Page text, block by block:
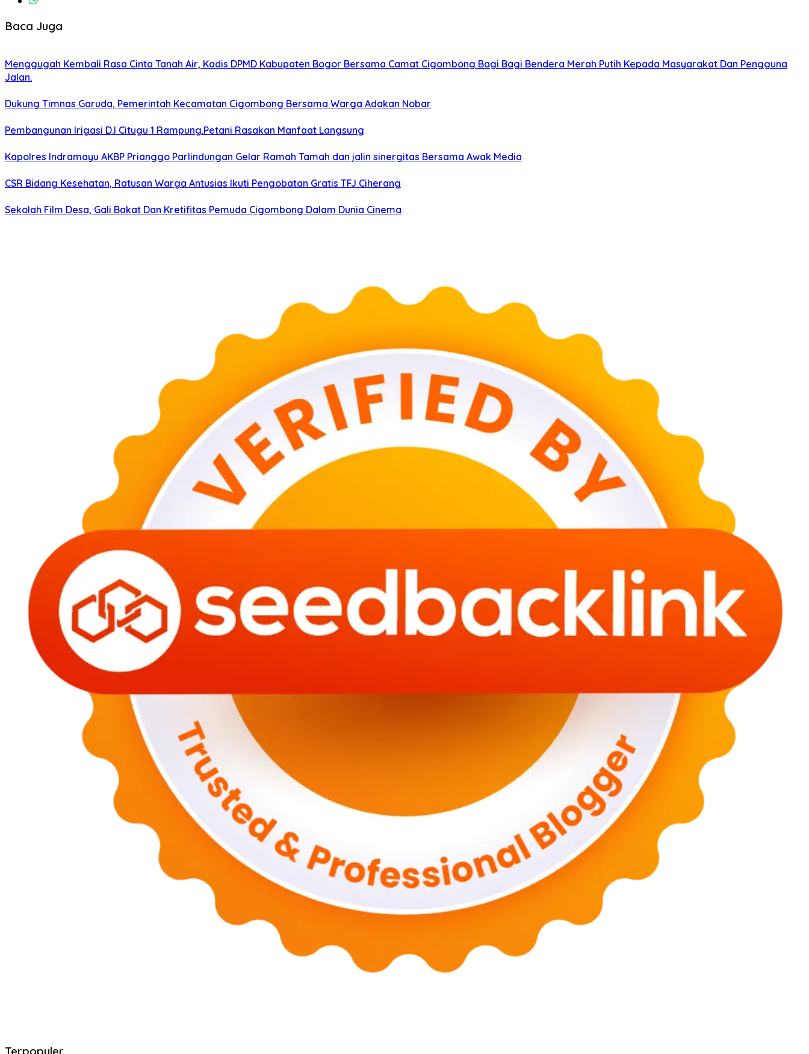
Baca Juga
Menggugah Kembali Rasa Cinta Tanah Air, Kadis DPMD Kabupaten Bogor Bersama Camat Cigombong Bagi Bagi Bendera Merah Putih Kepada Masyarakat Dan Pengguna
Jalan.
Dukung Timnas Garuda, Pemerintah Kecamatan Cigombong Bersama Warga Adakan Nobar
Pembangunan Irigasi D.I Citugu 1 Rampung.Petani Rasakan Manfaat Langsung
Kapolres Indramayu AKBP Prianggo Parlindungan Gelar Ramah Tamah dan jalin sinergitas Bersama Awak Media
CSR Bidang Kesehatan, Ratusan Warga Antusias Ikuti Pengobatan Gratis TFJ Ciherang
Sekolah Film Desa, Gali Bakat Dan Kretifitas Pemuda Cigombong Dalam Dunia Cinema
Terpopuler